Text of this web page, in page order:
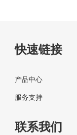
快速链接
产品中心
服务支持
联系我们